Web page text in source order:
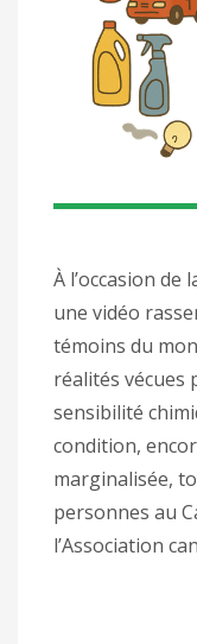
À l’occasion de
une vidéo
témoins du
réalités vécues
sensibilité
condition,
marginalisée,
personnes au
l’Association